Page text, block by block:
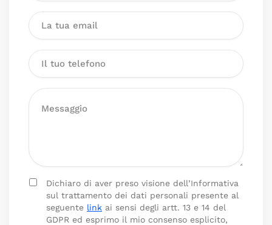
Dichiaro di aver preso visione dell’Informativa
sul trattamento dei dati personali presente al
seguente link ai sensi degli artt. 13 e 14 del
GDPR ed esprimo il mio consenso esplicito,